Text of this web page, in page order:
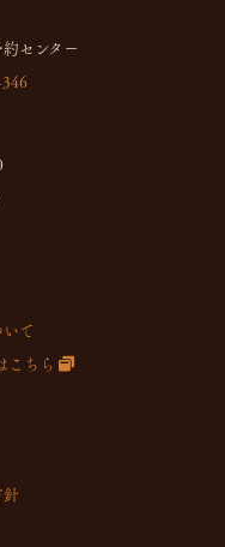
センター
て
こちら